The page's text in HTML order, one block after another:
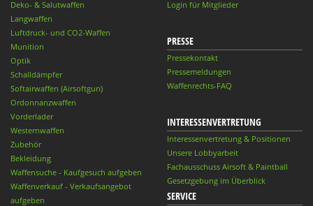
Deko- & Salutwaffen
Langwaffen
Luftdruck- und CO2-Waffen
Munition
Optik
Schalldämpfer
Softairwaffen (Airsoftgun)
Ordonnanzwaffen
Vorderlader
Westernwaffen
Zubehör
Bekleidung
Waffensuche - Kaufgesuch aufgeben
Waffenverkauf - Verkaufsangebot
aufgeben
Login für Mitglieder
PRESSE
Pressekontakt
Pressemeldungen
Waffenrechts-FAQ
INTERESSENVERTRETUNG
Interessenvertretung & Positionen
Unsere Lobbyarbeit
Fachausschuss Airsoft & Paintball
Gesetzgebung im Überblick
SERVICE